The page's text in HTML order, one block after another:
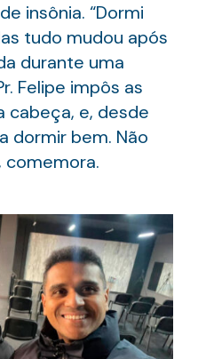
insônia. “Dormi
tudo mudou após
durante uma
Felipe impôs as
cabeça, e, desde
dormir bem. Não
comemora.